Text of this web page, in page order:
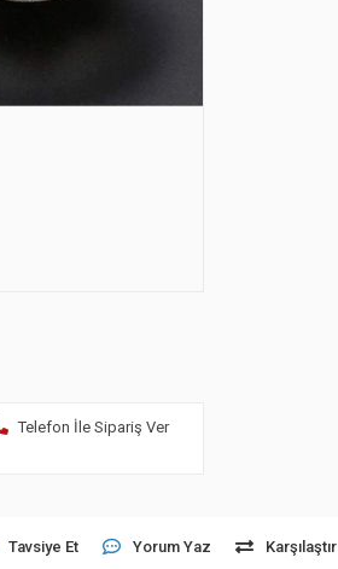
Telefon İle Sipariş Ver
Tavsiye Et Yorum Yaz Karşılaştır